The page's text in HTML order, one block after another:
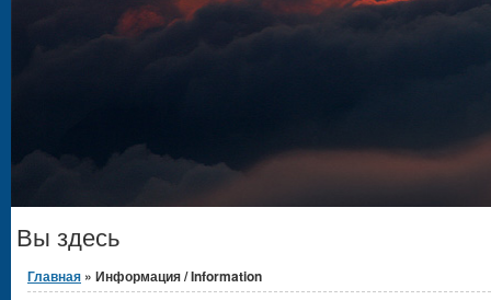
Вы здесь
Главная » Информация / Information